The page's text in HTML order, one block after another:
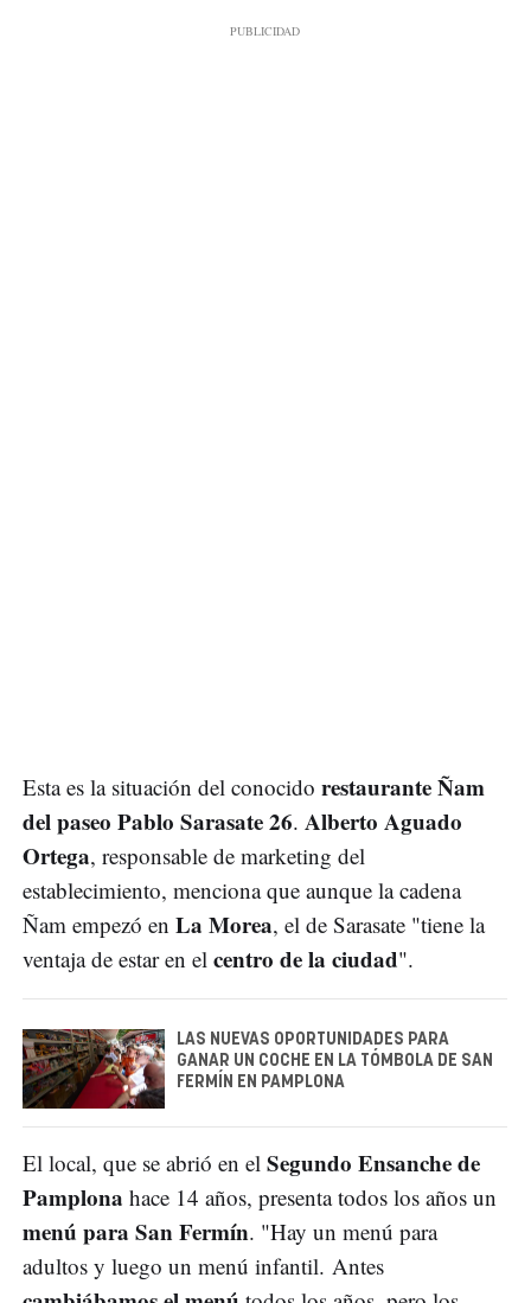
Esta es la situación del conocido restaurante Ñam
del paseo Pablo Sarasate 26. Alberto Aguado
Ortega, responsable de marketing del
establecimiento, menciona que aunque la cadena
Ñam empezó en La Morea, el de Sarasate "tiene la
ventaja de estar en el centro de la ciudad".
LAS NUEVAS OPORTUNIDADES PARA
GANAR UN COCHE EN LA TÓMBOLA DE SAN
FERMÍN EN PAMPLONA
El local, que se abrió en el Segundo Ensanche de
Pamplona hace 14 años, presenta todos los años un
menú para San Fermín. "Hay un menú para
adultos y luego un menú infantil. Antes